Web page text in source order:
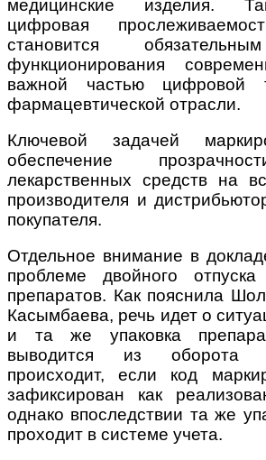
медицинские изделия.
цифровая
становится
функционирования
важной частью цифровой
фармацевтической отрасли.
Ключевой задачей
обеспечение
лекарственных средств на
производителя и
покупателя.
Отдельное внимание в
проблеме двойного отпуска
препаратов. Как пояснила
Касымбаева, речь идет о
и та же упаковка
выводится из оборота
происходит, если код
зафиксирован как
однако впоследствии та же
проходит в системе учета.